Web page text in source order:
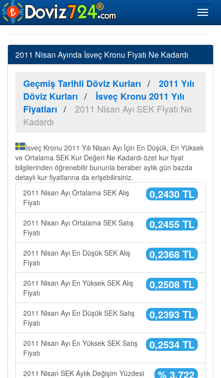
2011 Nisan Ayında İsveç Kronu Fiyatı Ne Kadardı
Geçmiş Tarihli Döviz Kurları
2011 Yılı
Döviz Kurları
İsveç Kronu 2011 Yılı
Fiyatları
2011 Nisan Ayı SEK Fiyatı Ne
Kadardı
İsveç Kronu 2011 Yılı Nisan Ayı İçin En Düşük, En Yüksek
ve Ortalama SEK Kur Değeri Ne Kadardı özet kur fiyat
bilgilerinden öğrenebilir bununla beraber aylık gün bazda
detaylı kur fiyatlarına da erişebilirsiniz.
0,2430 TL
2011 Nisan Ayı Ortalama SEK Alış
Fiyatı
0,2455 TL
2011 Nisan Ayı Ortalama SEK Satış
Fiyatı
0,2368 TL
2011 Nisan Ayı En Düşük SEK Alış
Fiyatı
0,2508 TL
2011 Nisan Ayı En Yüksek SEK Alış
Fiyatı
0,2393 TL
2011 Nisan Ayı En Düşük SEK Satış
Fiyatı
0,2534 TL
2011 Nisan Ayı En Yüksek SEK Satış
Fiyatı
% 3.722
2011 Nisan SEK Aylık Değişim Yüzdesi